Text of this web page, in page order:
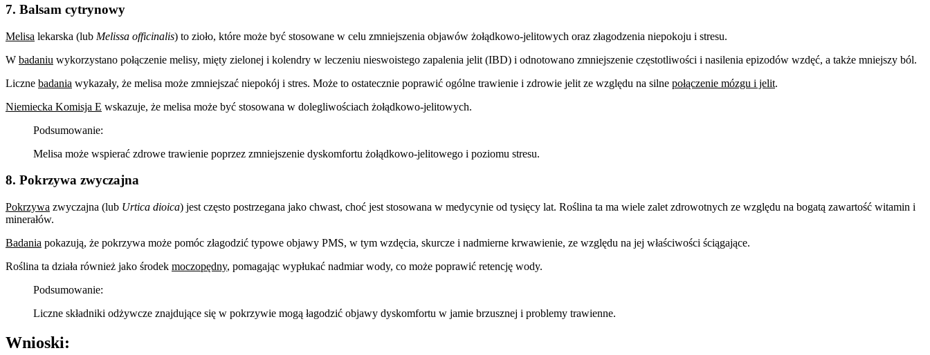
7. Balsam cytrynowy
Melisa lekarska (lub Melissa officinalis) to zioło, które może być stosowane w celu zmniejszenia objawów żołądkowo-jelitowych oraz złagodzenia niepokoju i stresu.
W badaniu wykorzystano połączenie melisy, mięty zielonej i kolendry w leczeniu nieswoistego zapalenia jelit (IBD) i odnotowano zmniejszenie częstotliwości i nasilenia epizodów wzdęć, a także mniejszy ból.
Liczne badania wykazały, że melisa może zmniejszać niepokój i stres. Może to ostatecznie poprawić ogólne trawienie i zdrowie jelit ze względu na silne połączenie mózgu i jelit.
Niemiecka Komisja E wskazuje, że melisa może być stosowana w dolegliwościach żołądkowo-jelitowych.
Podsumowanie:
Melisa może wspierać zdrowe trawienie poprzez zmniejszenie dyskomfortu żołądkowo-jelitowego i poziomu stresu.
8. Pokrzywa zwyczajna
Pokrzywa zwyczajna (lub Urtica dioica) jest często postrzegana jako chwast, choć jest stosowana w medycynie od tysięcy lat. Roślina ta ma wiele zalet zdrowotnych ze względu na bogatą zawartość witamin i
minerałów.
Badania pokazują, że pokrzywa może pomóc złagodzić typowe objawy PMS, w tym wzdęcia, skurcze i nadmierne krwawienie, ze względu na jej właściwości ściągające.
Roślina ta działa również jako środek moczopędny, pomagając wypłukać nadmiar wody, co może poprawić retencję wody.
Podsumowanie:
Liczne składniki odżywcze znajdujące się w pokrzywie mogą łagodzić objawy dyskomfortu w jamie brzusznej i problemy trawienne.
Wnioski: